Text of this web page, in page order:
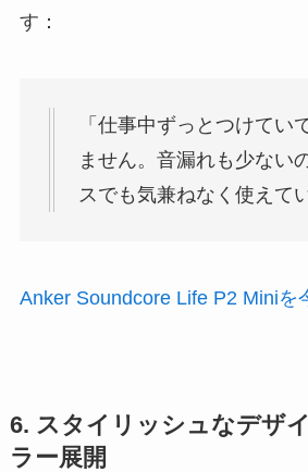
す：
「仕事中ずっとつけてい
ません。音漏れも少ない
スでも気兼ねなく使えて
Anker Soundcore Life P2 Miniを
6. スタイリッシュなデザ
ラー展開